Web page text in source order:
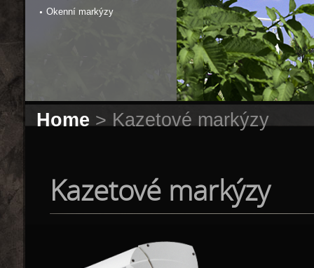
Okenní markýzy
Home > Kazetové markýzy
Kazetové markýzy